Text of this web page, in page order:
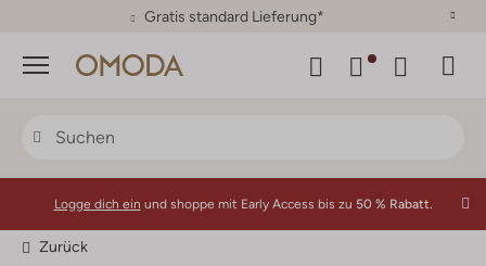
30 Tage Rückgaberecht
Menü
Logge dich ein und shoppe mit Early Access bis zu 50 % Rabatt.
Zurück